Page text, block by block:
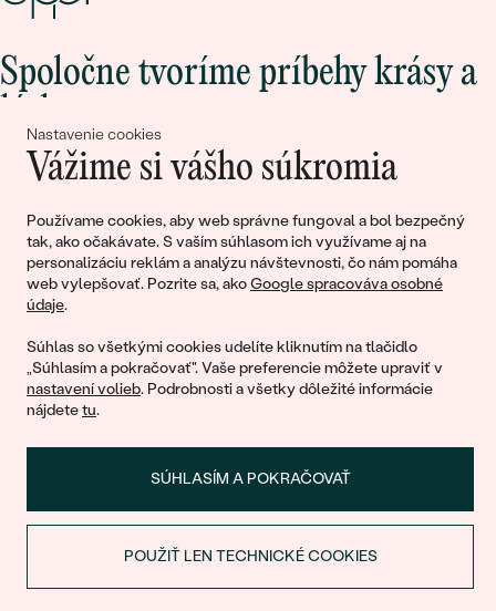
Nastavenie cookies
Vážime si vášho súkromia
Používame cookies, aby web správne fungoval a bol bezpečný
tak, ako očakávate. S vaším súhlasom ich využívame aj na
personalizáciu reklám a analýzu návštevnosti, čo nám pomáha
web vylepšovať. Pozrite sa, akoGoogle spracováva osobné
údaje.
Súhlas so všetkými cookies udelíte kliknutím na tlačidlo
„Súhlasím a pokračovať". Vaše preferencie môžete upraviť v
nastavení volieb. Podrobnosti a všetky dôležité informácie
nájdetetu.
SÚHLASÍM A POKRAČOVAŤ
POUŽIŤ LEN TECHNICKÉ COOKIES
Spoločne tvoríme príbehy krásy a
Pripojte sa k nám!
© 2011 - 2026, Eppi.sk
ZĽAVA NA PRVÝ NÁKUP